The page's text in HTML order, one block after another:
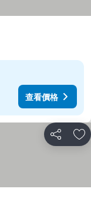
查看價格
分享 加